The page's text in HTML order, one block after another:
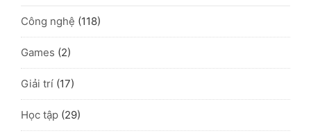
Công nghệ (118)
Games (2)
Giải trí (17)
Học tập (29)